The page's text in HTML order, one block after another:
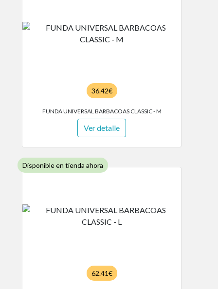
36.42€
FUNDA UNIVERSAL BARBACOAS CLASSIC - M
Ver detalle
Disponible en tienda ahora
62.41€